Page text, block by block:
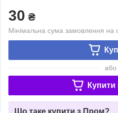
30 ₴
Мінімальна сума замовлення на
або
Купити
Що таке купити з Пром?